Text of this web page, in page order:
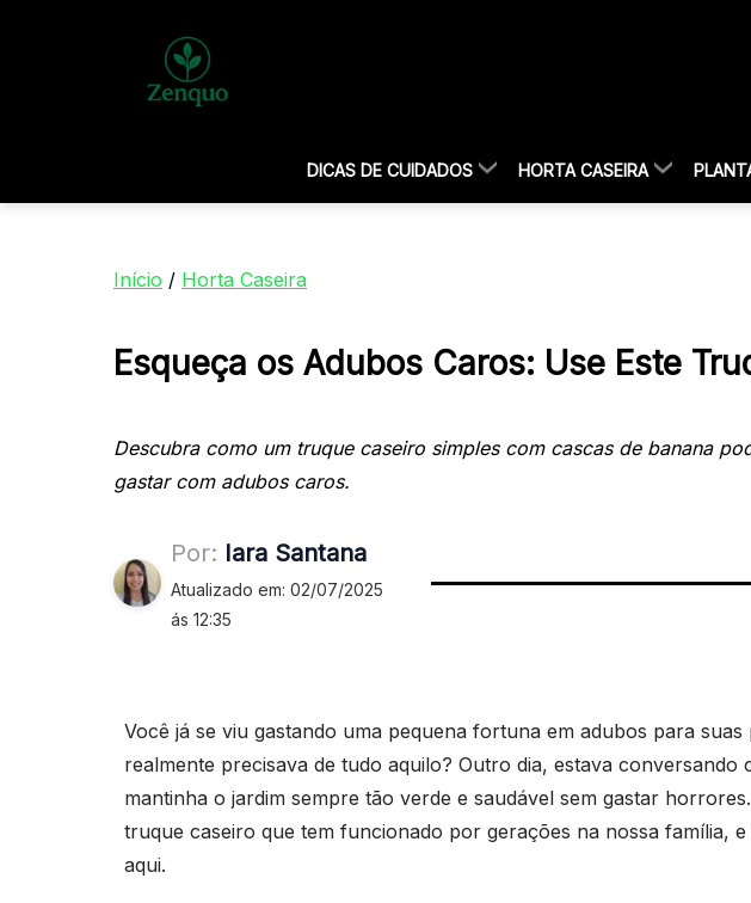
DICAS DE CUIDADOS HORTA CASEIRA
Início / Horta Caseira
Esqueça os Adubos Caros: Use Este
Descubra como um truque caseiro simples com cascas de banana
gastar com adubos caros.
Por: Iara Santana
Atualizado em: 02/07/2025
ás 12:35
Você já se viu gastando uma pequena fortuna em adubos para suas
realmente precisava de tudo aquilo? Outro dia, estava
mantinha o jardim sempre tão verde e saudável sem gastar
truque caseiro que tem funcionado por gerações na nossa família,
aqui.